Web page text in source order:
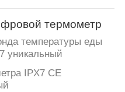
термометр
температуры еды
уникальный
IPX7 CE